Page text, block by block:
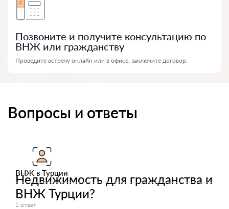
Позвоните и получите консультацию по
ВНЖ или гражданству
Проведите встречу онлайн или в офисе, заключите договор.
Вопросы и ответы
ВНЖ в Турции
Недвижимость для гражданства и
ВНЖ Турции?
1 ответ